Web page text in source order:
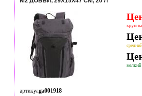
мелкий
артикулga001918